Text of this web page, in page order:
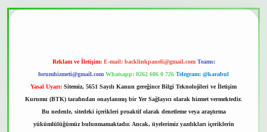
Reklam ve İletişim: E-mail: backlinkpaneli@gmail.com Teams:
forumhizmeti@gmail.com Whatsapp: 0262 606 0 726 Telegram: @karabul
Yasal Uyarı: Sitemiz, 5651 Sayılı Kanun gereğince Bilgi Teknolojileri ve İletişim
Kurumu (BTK) tarafından onaylanmış bir Yer Sağlayıcı olarak hizmet vermektedir.
Bu nedenle, sitedeki içerikleri proaktif olarak denetleme veya araştırma
yükümlülüğümüz bulunmamaktadır. Ancak, üyelerimiz yazdıkları içeriklerin